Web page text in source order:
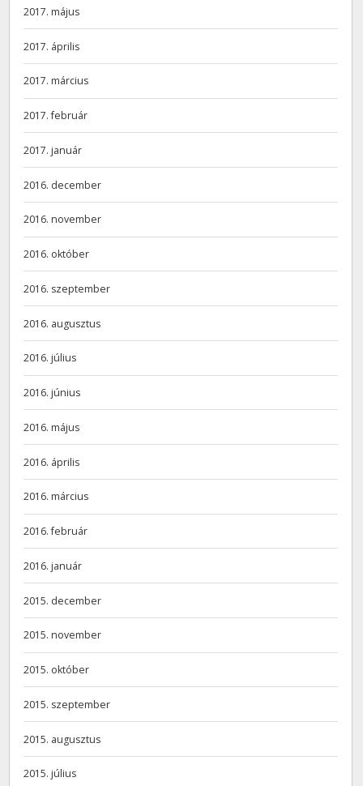
2017. május
2017. április
2017. március
2017. február
2017. január
2016. december
2016. november
2016. október
2016. szeptember
2016. augusztus
2016. július
2016. június
2016. május
2016. április
2016. március
2016. február
2016. január
2015. december
2015. november
2015. október
2015. szeptember
2015. augusztus
2015. július